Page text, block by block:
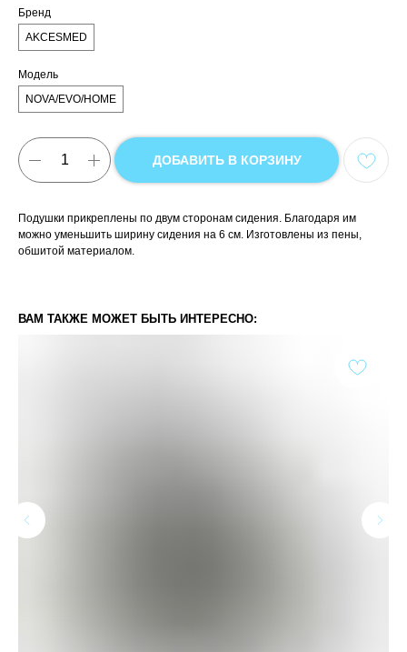
Бренд
AKCESMED
Модель
NOVA/EVO/HOME
ДОБАВИТЬ В КОРЗИНУ
Подушки прикреплены по двум сторонам сидения. Благодаря им
можно уменьшить ширину сидения на 6 см. Изготовлены из пены,
обшитой материалом.
ВАМ ТАКЖЕ МОЖЕТ БЫТЬ ИНТЕРЕСНО: